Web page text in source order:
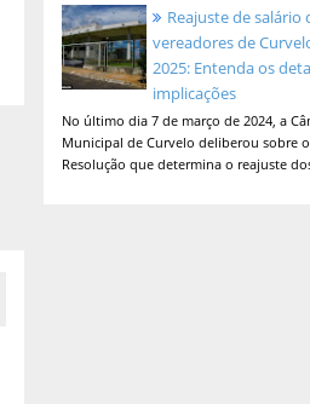
Reajuste de salário
vereadores de
2025: Entenda os
implicações
No último dia 7 de março de 2024, a
Municipal de Curvelo deliberou sobre
Resolução que determina o reajuste